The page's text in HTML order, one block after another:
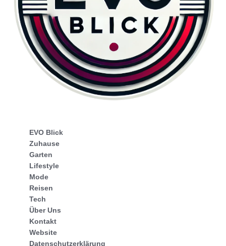
EVO Blick
Zuhause
Garten
Lifestyle
Mode
Reisen
Tech
Über Uns
Kontakt
Website
Datenschutzerklärung